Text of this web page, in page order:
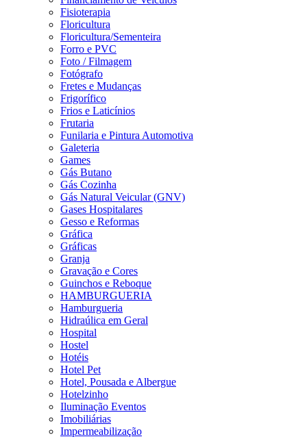
Fisioterapia
Floricultura
Floricultura/Sementeira
Forro e PVC
Foto / Filmagem
Fotógrafo
Fretes e Mudanças
Frigorífico
Frios e Laticínios
Frutaria
Funilaria e Pintura Automotiva
Galeteria
Games
Gás Butano
Gás Cozinha
Gás Natural Veicular (GNV)
Gases Hospitalares
Gesso e Reformas
Gráfica
Gráficas
Granja
Gravação e Cores
Guinchos e Reboque
HAMBURGUERIA
Hamburgueria
Hidraúlica em Geral
Hospital
Hostel
Hotéis
Hotel Pet
Hotel, Pousada e Albergue
Hotelzinho
Iluminação Eventos
Imobiliárias
Impermeabilização